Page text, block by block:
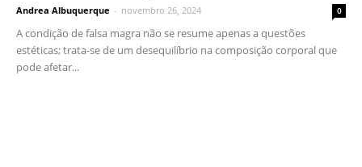
Andrea Albuquerque - novembro 26, 2024 0
A condição de falsa magra não se resume apenas a questões
estéticas; trata-se de um desequilíbrio na composição corporal que
pode afetar...